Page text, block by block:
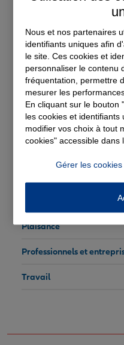
Fiscalité/impôts
Délais/rectification/
Taxe d'habitation
Déductions fiscales/
Imposition/
Fiscalité des
Fiscalité de
Plaisance
Professionnels et
Travail
Nous et nos partenaires
identifiants uniques afin
le site. Ces cookies et
personnaliser le contenu
fréquentation, permettre
mesurer les
En cliquant sur le bouton
les cookies et identifiants
modifier vos choix à tout
cookies" accessible dans
Gérer les